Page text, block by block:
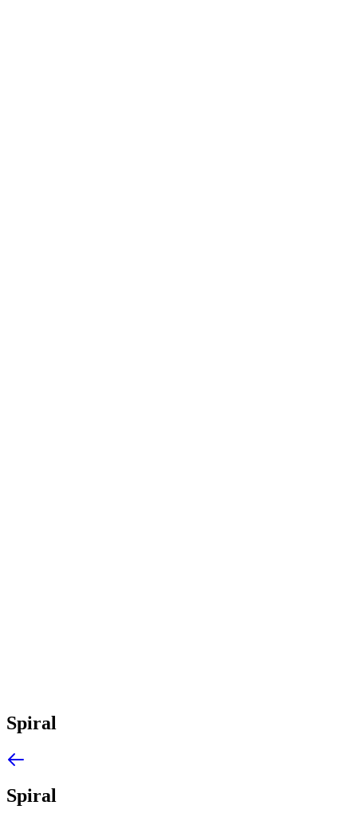
Spiral
Spiral